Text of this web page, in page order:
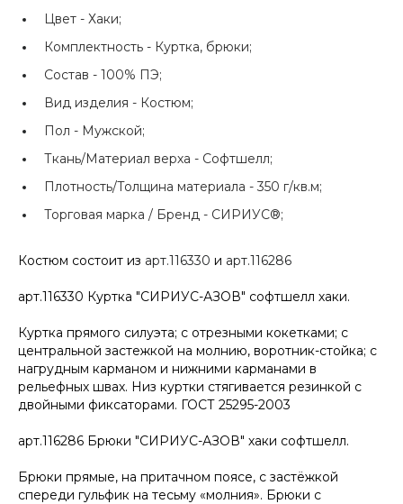
Цвет - Хаки;
Комплектность - Куртка, брюки;
Состав - 100% ПЭ;
Вид изделия - Костюм;
Пол - Мужской;
Ткань/Материал верха - Софтшелл;
Плотность/Толщина материала - 350 г/кв.м;
Торговая марка / Бренд - СИРИУС®;
Костюм состоит из арт.116330 и арт.116286
арт.116330 Куртка "СИРИУС-АЗОВ" софтшелл хаки.
Куртка прямого силуэта; с отрезными кокетками; с
центральной застежкой на молнию, воротник-стойка; с
нагрудным карманом и нижними карманами в
рельефных швах. Низ куртки стягивается резинкой с
двойными фиксаторами. ГОСТ 25295-2003
арт.116286 Брюки "СИРИУС-АЗОВ" хаки софтшелл.
Брюки прямые, на притачном поясе, с застёжкой
спереди гульфик на тесьму «молния». Брюки с